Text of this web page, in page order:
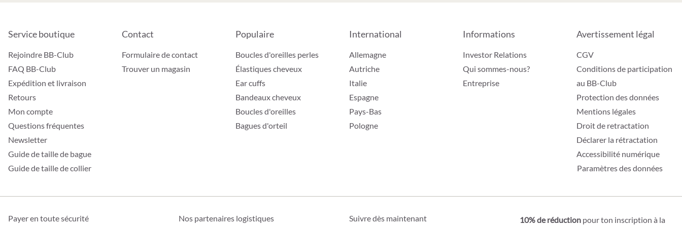
Service boutique
Rejoindre BB-Club
FAQ BB-Club
Expédition et livraison
Retours
Mon compte
Questions fréquentes
Newsletter
Guide de taille de bague
Guide de taille de collier
Contact
Formulaire de contact
Trouver un magasin
Populaire
Boucles d'oreilles perles
Élastiques cheveux
Ear cuffs
Bandeaux cheveux
Boucles d'oreilles
Bagues d'orteil
International
Allemagne
Autriche
Italie
Espagne
Pays-Bas
Pologne
Informations
Investor Relations
Qui sommes-nous?
Entreprise
Avertissement légal
CGV
Conditions de participation
au BB-Club
Protection des données
Mentions légales
Droit de retractation
Déclarer la rétractation
Accessibilité numérique
Paramètres des données
Payer en toute sécurité Nos partenaires logistiques Suivre dès maintenant 10% de réduction pour ton inscription à la